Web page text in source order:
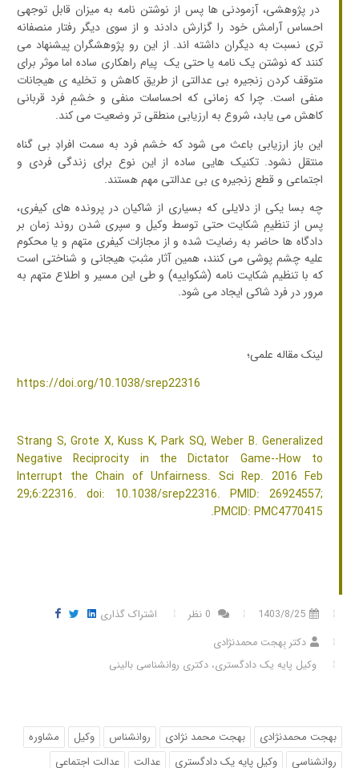
در پژوهشی، آزمودنی ها پس از نوشتن نامه به میزان قابل توجهی
احساس آرامش خود را گزارش دادند و از سوی دیگر رفتار منصفانه
تری نسبت به دیگران داشته اند. از این رو پژوهشگران پیشنهاد می
کنند که نوشتن یک نامه یا حتی یک پیام راهکاری ساده اما موثر برای
متوقف کردن زنجیره بی عدالتی از طریق کاهش و تخلیه ی هیجانات
منفی است. چرا که زمانی که احساسات منفی و خشمِ فرد قربانی
کاهش می یابد، شروع به ارزیابی منطقی تر وضعیت می کند.
این باز ارزیابی باعث می شود که خشم فرد به سمت افرادِ بی گناه
منتقل نشود. تکنیک هایی ساده از این نوع برای زندگی فردی و
اجتماعی و قطع زنجیره ی بی عدالتی مهم هستند.
چه بسا یکی از دلایلی که بسیاری از شاکیان در پرونده های کیفری،
پس از تنظیمِ شکایت حتی توسط وکیل و سپری شدن روند زمان بر
دادگاه ها حاضر به رضایت شده و از مجازات کیفری متهم و یا محکوم
علیه چشم پوشی می کنند، همین آثار مثبتِ هیجانی و شناختی است
که با تنظیم شکایت نامه (شکواییه) و طی این مسیر و اطلاع متهم به
مرور در فرد شاکی ایجاد می شود.
لینک مقاله علمی؛
https://doi.org/10.1038/srep22316
Strang S, Grote X, Kuss K, Park SQ, Weber B. Generalized
Negative Reciprocity in the Dictator Game--How to
Interrupt the Chain of Unfairness. Sci Rep. 2016 Feb
29;6:22316. doi: 10.1038/srep22316. PMID: 26924557;
PMCID: PMC4770415.
1403/8/25
اشتراک گذاری
دکتر بِهجت محمدنژادی
وکیل پایه یک دادگستری، دکتری روانشناسی بالینی
بهجت محمدنژادی بهجت محمد نژادی روانشناس وکیل
مشاوره
روانشناسی
وکیل پایه یک دادگستری عدالت عدالت اجتماعی